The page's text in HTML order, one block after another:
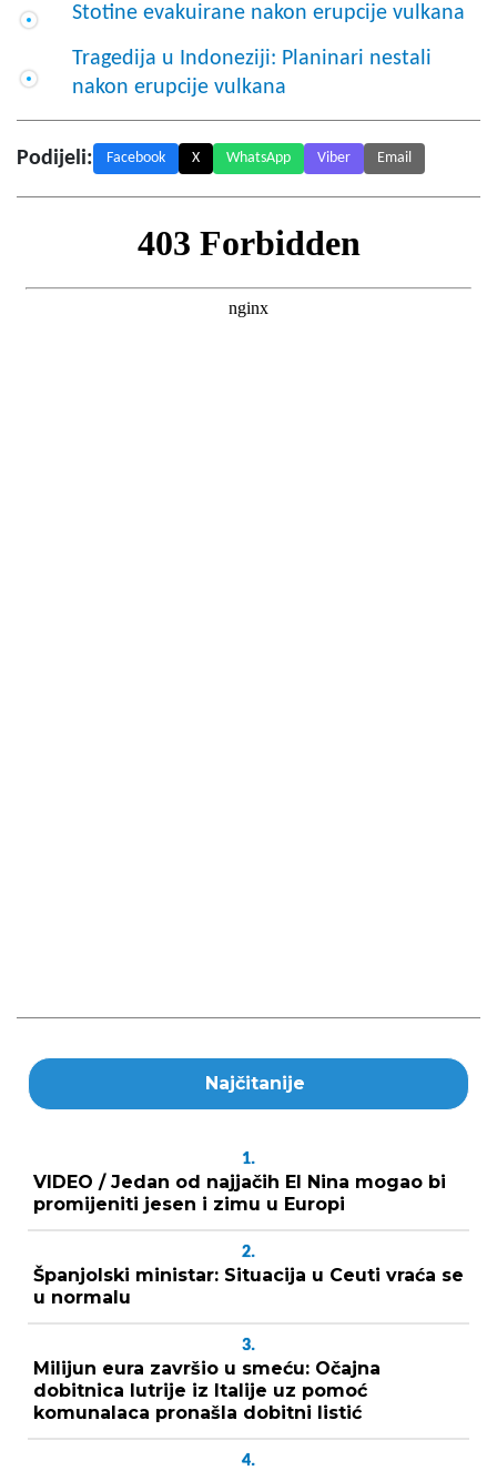
Stotine evakuirane nakon erupcije vulkana
Tragedija u Indoneziji: Planinari nestali
nakon erupcije vulkana
Podijeli: Facebook X WhatsApp Viber Email
Najčitanije
1.
VIDEO / Jedan od najjačih El Nina mogao bi
promijeniti jesen i zimu u Europi
2.
Španjolski ministar: Situacija u Ceuti vraća se
u normalu
3.
Milijun eura završio u smeću: Očajna
dobitnica lutrije iz Italije uz pomoć
komunalaca pronašla dobitni listić
4.